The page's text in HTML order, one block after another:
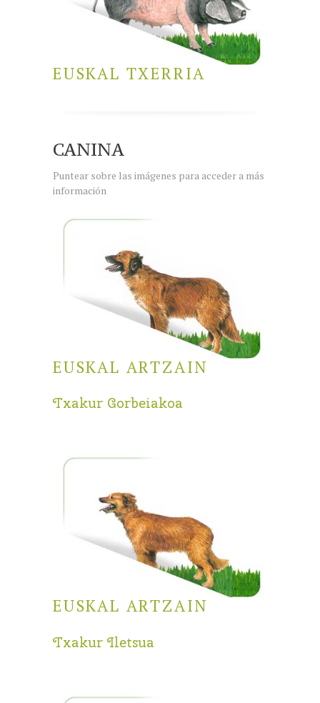
EUSKAL TXERRIA
CANINA
Puntear sobre las imágenes para acceder a más
información
EUSKAL ARTZAIN
Txakur Gorbeiakoa
EUSKAL ARTZAIN
Txakur Iletsua